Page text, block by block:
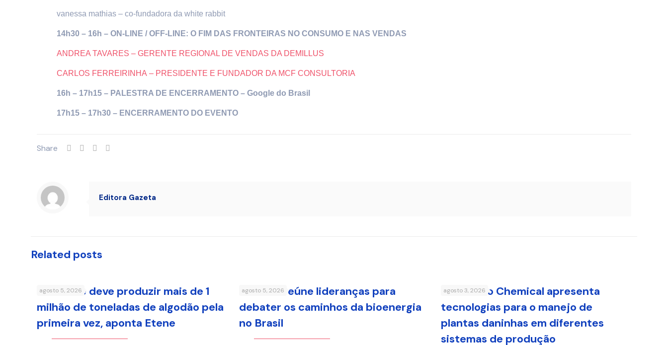
vanessa mathias – co-fundadora da white rabbit
14h30 – 16h –ON-LINE / OFF-LINE: O FIM DAS FRONTEIRAS NO CONSUMO E NAS VENDAS
ANDREA TAVARES – GERENTE REGIONAL DE VENDAS DA DEMILLUS
CARLOS FERREIRINHA – PRESIDENTE E FUNDADOR DA MCF CONSULTORIA
16h – 17h15 – PALESTRA DE ENCERRAMENTO – Google do Brasil
17h15 – 17h30 – ENCERRAMENTO DO EVENTO
Share
Editora Gazeta
Related posts
agosto 5, 2026
Nordeste deve produzir mais de 1
milhão de toneladas de algodão pela
primeira vez, aponta Etene
agosto 5, 2026
FenaBio reúne lideranças para
debater os caminhos da bioenergia
no Brasil
agosto 3, 2026
Sumitomo Chemical apresenta
tecnologias para o manejo de
plantas daninhas em diferentes
sistemas de produção